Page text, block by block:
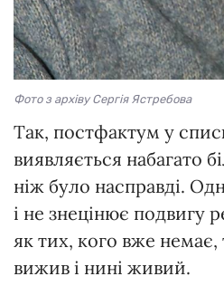
Фото з архіву Сергія Ястребова
Так, постфактум у
виявляється набагато
ніж було насправді.
і не знецінює подвигу
як тих, кого вже немає,
вижив і нині живий.